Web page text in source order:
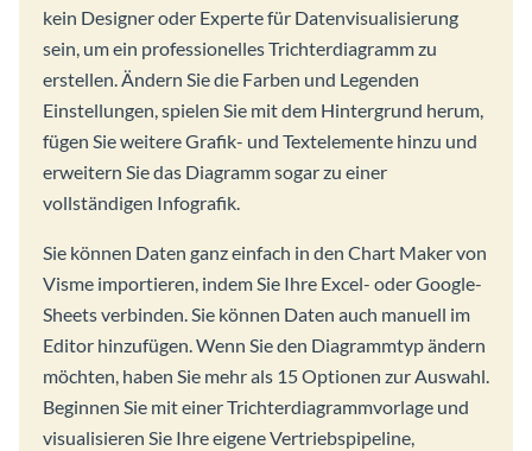
kein Designer oder Experte für Datenvisualisierung
sein, um ein professionelles Trichterdiagramm zu
erstellen. Ändern Sie die Farben und Legenden
Einstellungen, spielen Sie mit dem Hintergrund herum,
fügen Sie weitere Grafik- und Textelemente hinzu und
erweitern Sie das Diagramm sogar zu einer
vollständigen Infografik.
Sie können Daten ganz einfach in den Chart Maker von
Visme importieren, indem Sie Ihre Excel- oder Google-
Sheets verbinden. Sie können Daten auch manuell im
Editor hinzufügen. Wenn Sie den Diagrammtyp ändern
möchten, haben Sie mehr als 15 Optionen zur Auswahl.
Beginnen Sie mit einer Trichterdiagrammvorlage und
visualisieren Sie Ihre eigene Vertriebspipeline,